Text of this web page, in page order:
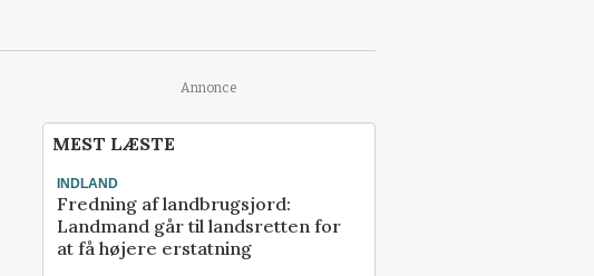
Annonce
MEST LÆSTE
INDLAND
Fredning af landbrugsjord:
Landmand går til landsretten for
at få højere erstatning